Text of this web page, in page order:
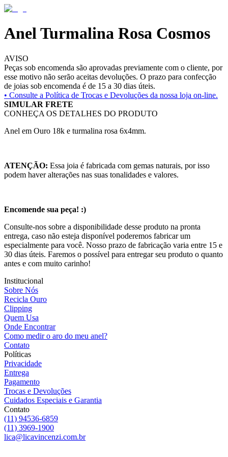
Anel Turmalina Rosa Cosmos
AVISO
Peças sob encomenda são aprovadas previamente com o cliente, por
esse motivo não serão aceitas devoluções. O prazo para confecção
de joias sob encomenda é de 15 a 30 dias úteis.
• Consulte a Política de Trocas e Devoluções da nossa loja on-line.
SIMULAR FRETE
CONHEÇA OS DETALHES DO PRODUTO
Anel em Ouro 18k e turmalina rosa 6x4mm.
ATENÇÃO: Essa joia é fabricada com gemas naturais, por isso
podem haver alterações nas suas tonalidades e valores.
Encomende sua peça! :)
Consulte-nos sobre a disponibilidade desse produto na pronta
entrega, caso não esteja disponível poderemos fabricar um
especialmente para você. Nosso prazo de fabricação varia entre 15 e
30 dias úteis. Faremos o possível para entregar seu produto o quanto
antes e com muito carinho!
Institucional
Sobre Nós
Recicla Ouro
Clipping
Quem Usa
Onde Encontrar
Como medir o aro do meu anel?
Contato
Políticas
Privacidade
Entrega
Pagamento
Trocas e Devoluções
Cuidados Especiais e Garantia
Contato
(11) 94536-6859
(11) 3969-1900
lica@licavincenzi.com.br